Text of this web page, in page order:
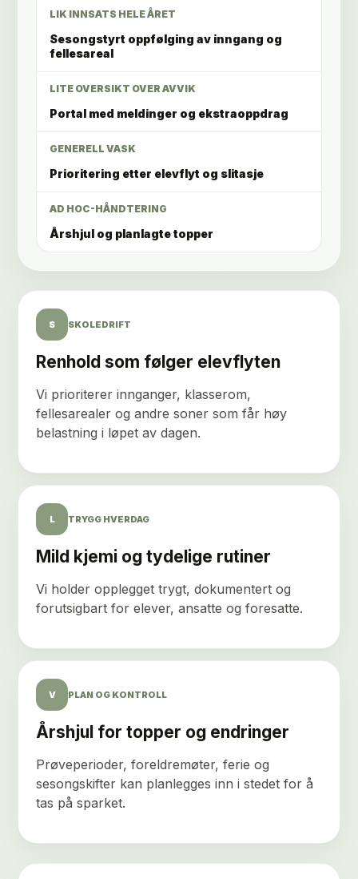
LIK INNSATS HELE ÅRET
Sesongstyrt oppfølging av inngang og
fellesareal
LITE OVERSIKT OVER AVVIK
Portal med meldinger og ekstraoppdrag
GENERELL VASK
Prioritering etter elevflyt og slitasje
AD HOC-HÅNDTERING
Årshjul og planlagte topper
S SKOLEDRIFT
Renhold som følger elevflyten
Vi prioriterer innganger, klasserom,
fellesarealer og andre soner som får høy
belastning i løpet av dagen.
L TRYGG HVERDAG
Mild kjemi og tydelige rutiner
Vi holder opplegget trygt, dokumentert og
forutsigbart for elever, ansatte og foresatte.
V PLAN OG KONTROLL
Årshjul for topper og endringer
Prøveperioder, foreldremøter, ferie og
sesongskifter kan planlegges inn i stedet for å
tas på sparket.